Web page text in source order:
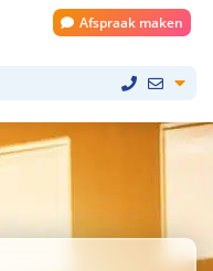
Afspraak maken